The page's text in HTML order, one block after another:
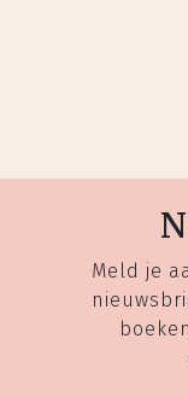
Meld je